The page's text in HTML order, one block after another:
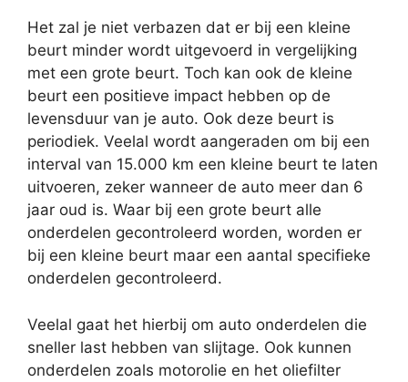
Het zal je niet verbazen dat er bij een kleine
beurt minder wordt uitgevoerd in vergelijking
met een grote beurt. Toch kan ook de kleine
beurt een positieve impact hebben op de
levensduur van je auto. Ook deze beurt is
periodiek. Veelal wordt aangeraden om bij een
interval van 15.000 km een kleine beurt te laten
uitvoeren, zeker wanneer de auto meer dan 6
jaar oud is. Waar bij een grote beurt alle
onderdelen gecontroleerd worden, worden er
bij een kleine beurt maar een aantal specifieke
onderdelen gecontroleerd.
Veelal gaat het hierbij om auto onderdelen die
sneller last hebben van slijtage. Ook kunnen
onderdelen zoals motorolie en het oliefilter